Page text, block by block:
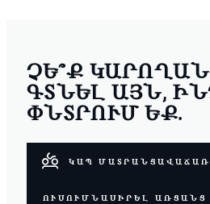
ՉԵ՞Ք
ԳՏՆԵԼ ԱՅՆ,
ՓՆՏՐՈՒՄ ԵՔ.
ԿԱՊ
ՈՒՍՈՒՄՆԱՍԻՐԵԼ ԱՌՑԱՆՑ